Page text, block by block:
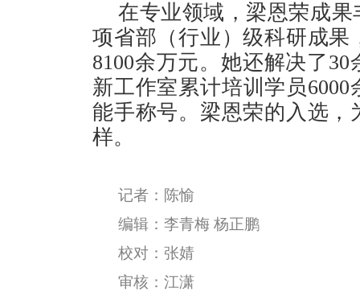
在专业领域，梁恩荣成
项省部（行业）级科研成果
8100余万元。她还解决了
新工作室累计培训学员
能手称号。梁恩荣的入选
样。
记者：陈愉
编辑：李青梅 杨正鹏
校对：张婧
审核：江潇